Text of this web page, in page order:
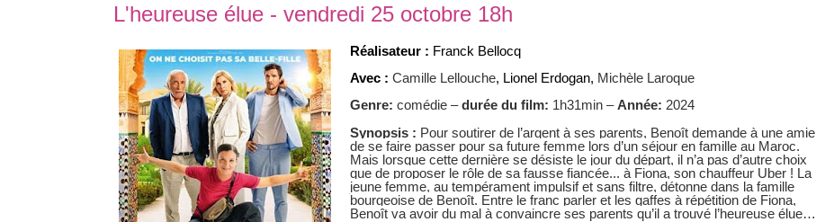
L'heureuse élue - vendredi 25 octobre 18h
Réalisateur : Franck Bellocq
Avec : Camille Lellouche, Lionel Erdogan, Michèle Laroque
Genre:comédie –durée du film: 1h31min –Année:2024
Synopsis : Pour soutirer de l’argent à ses parents, Benoît demande à une amie
de se faire passer pour sa future femme lors d’un séjour en famille au Maroc.
Mais lorsque cette dernière se désiste le jour du départ, il n’a pas d’autre choix
que de proposer le rôle de sa fausse fiancée... à Fiona, son chauffeur Uber ! La
jeune femme, au tempérament impulsif et sans filtre, détonne dans la famille
bourgeoise de Benoît. Entre le franc parler et les gaffes à répétition de Fiona,
Benoît va avoir du mal à convaincre ses parents qu’il a trouvé l’heureuse élue…